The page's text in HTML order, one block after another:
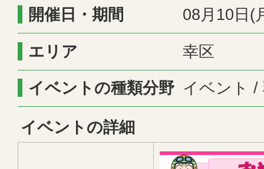
開催日・期間 08月10日(
エリア 幸区
イベントの種類分野 イベント /
イベントの詳細